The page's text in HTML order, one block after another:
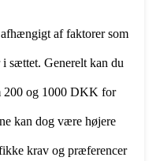
af faktorer som
sættet. Generelt kan du
200 og 1000 DKK for
kan dog være højere
krav og præferencer